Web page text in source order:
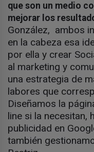
que son un medio
mejorar los
González, ambos
en la cabeza esa
por ella y crear
al marketing y
una estrategia de
labores que
Diseñamos la
line si la necesitan,
publicidad en
también